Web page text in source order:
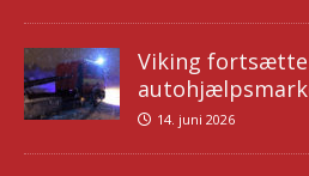
Viking
14. juni 2026